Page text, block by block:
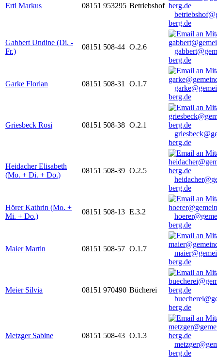
Ertl Markus 08151 953295 Betriebshof
berg.de
Gabbert Undine (Di. -
Fr.)
08151 508-44 O.2.6
berg.de
Garke Florian 08151 508-31 O.1.7
berg.de
Griesbeck Rosi 08151 508-38 O.2.1
berg.de
Heidacher Elisabeth
(Mo. + Di. + Do.)
08151 508-39 O.2.5
berg.de
Hörer Kathrin (Mo. +
Mi. + Do.)
08151 508-13 E.3.2
berg.de
Maier Martin 08151 508-57 O.1.7
berg.de
Meier Silvia 08151 970490 Bücherei
berg.de
Metzger Sabine 08151 508-43 O.1.3
berg.de